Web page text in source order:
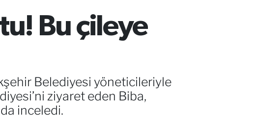
Bu çileye
Belediyesi yöneticileriyle
ziyaret eden Biba,
inceledi.